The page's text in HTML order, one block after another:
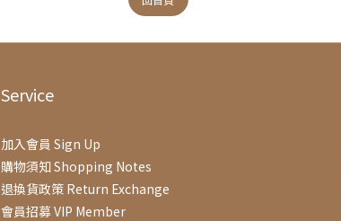
Service
加入會員 Sign Up
購物須知 Shopping Notes
退換貨政策 Return Exchange
會員招募 VIP Member